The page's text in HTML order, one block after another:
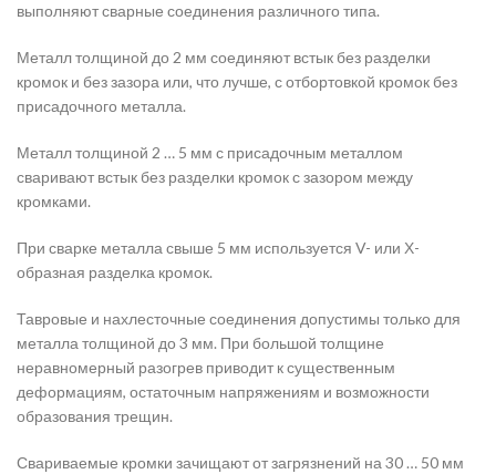
выполняют сварные соединения различного типа.
Металл толщиной до 2 мм соединяют встык без разделки
кромок и без зазора или, что лучше, с отбортовкой кромок без
присадочного металла.
Металл толщиной 2 … 5 мм с присадочным металлом
сваривают встык без разделки кромок с зазором между
кромками.
При сварке металла свыше 5 мм используется V- или Х-
образная разделка кромок.
Тавровые и нахлесточные соединения допустимы только для
металла толщиной до 3 мм. При большой толщине
неравномерный разогрев приводит к существенным
деформациям, остаточным напряжениям и возможности
образования трещин.
Свариваемые кромки зачищают от загрязнений на 30 … 50 мм